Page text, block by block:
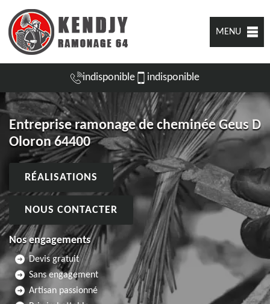
MENU
indisponible indisponible
Entreprise ramonage de cheminée Geus D
Oloron 64400
RÉALISATIONS
NOUS CONTACTER
Nos engagements
Devis gratuit
Sans engagement
Artisan passionné